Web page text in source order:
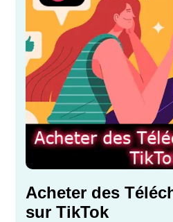
Acheter des
sur TikTok